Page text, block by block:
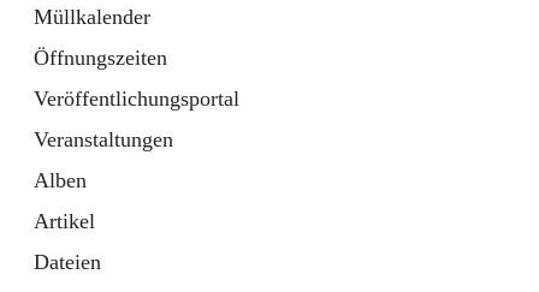
Müllkalender
Öffnungszeiten
Veröffentlichungsportal
Veranstaltungen
Alben
Artikel
Dateien
10 Schnellzugriffe